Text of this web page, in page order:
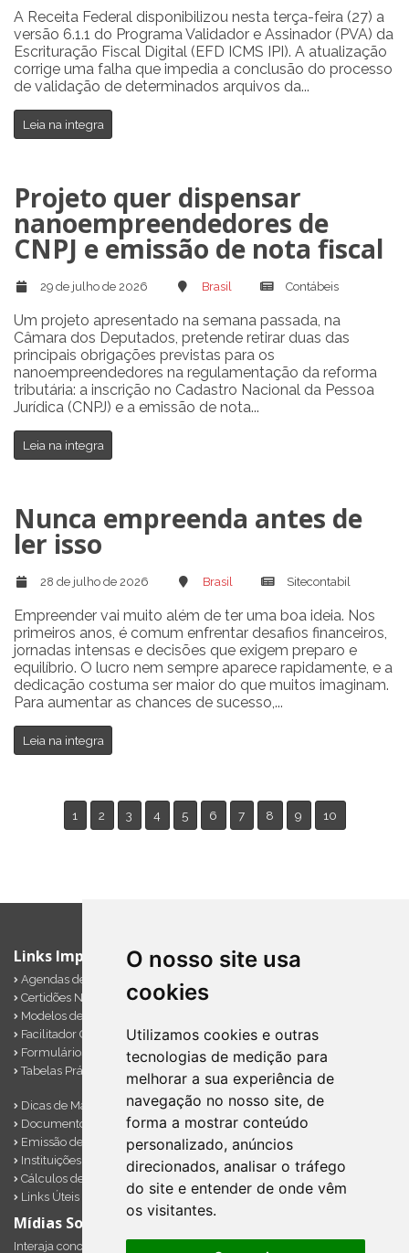
O nosso site usa
cookies
Utilizamos cookies e outras
tecnologias de medição para
melhorar a sua experiência de
navegação no nosso site, de
forma a mostrar conteúdo
personalizado, anúncios
direcionados, analisar o tráfego
do site e entender de onde vêm
os visitantes.
A Receita Federal disponibilizou nesta terça-feira (27) a
versão 6.1.1 do Programa Validador e Assinador (PVA) da
Escrituração Fiscal Digital (EFD ICMS IPI). A atualização
corrige uma falha que impedia a conclusão do processo
de validação de determinados arquivos da...
Leia na integra
Projeto quer dispensar
nanoempreendedores de
CNPJ e emissão de nota fiscal
29 de julho de 2026 Brasil Contábeis
Um projeto apresentado na semana passada, na
Câmara dos Deputados, pretende retirar duas das
principais obrigações previstas para os
nanoempreendedores na regulamentação da reforma
tributária: a inscrição no Cadastro Nacional da Pessoa
Jurídica (CNPJ) e a emissão de nota...
Leia na integra
Nunca empreenda antes de
ler isso
28 de julho de 2026 Brasil Sitecontabil
Empreender vai muito além de ter uma boa ideia. Nos
primeiros anos, é comum enfrentar desafios financeiros,
jornadas intensas e decisões que exigem preparo e
equilíbrio. O lucro nem sempre aparece rapidamente, e a
dedicação costuma ser maior do que muitos imaginam.
Para aumentar as chances de sucesso,...
Leia na integra
1 2 3 4 5 6 7 8 9 10
Links Importantes
Agendas de Obrigações
Certidões Negativas
Modelos de Documentos
Facilitador Contábil
Formulários Diversos
Tabelas Práticas
Dicas de Marketing
Documentos Importantes
Emissão de Notas
Instituições Financeiras
Cálculos de Impostos em Atraso
Links Úteis
Mídias Sociais
Interaja conosco pelos nossos perfis e saiba de todas as novidades.